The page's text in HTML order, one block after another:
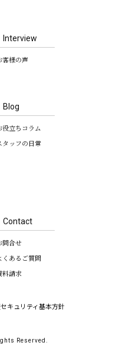
Interview
客様の声
Blog
役立ちコラム
タッフの日常
Contact
問合せ
くあるご質問
料請求
キュリティ基本方針
Reserved.